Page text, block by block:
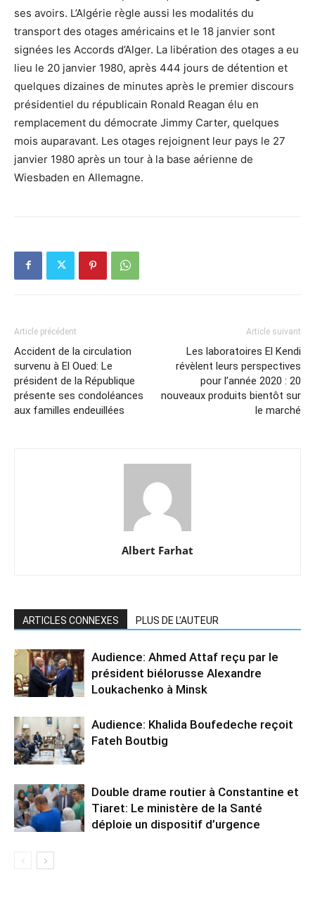
ses avoirs. L’Algérie règle aussi les modalités du
transport des otages américains et le 18 janvier sont
signées les Accords d’Alger. La libération des otages a eu
lieu le 20 janvier 1980, après 444 jours de détention et
quelques dizaines de minutes après le premier discours
présidentiel du républicain Ronald Reagan élu en
remplacement du démocrate Jimmy Carter, quelques
mois auparavant. Les otages rejoignent leur pays le 27
janvier 1980 après un tour à la base aérienne de
Wiesbaden en Allemagne.
Article précédent
Accident de la circulation
survenu à El Oued: Le
président de la République
présente ses condoléances
aux familles endeuillées
Article suivant
Les laboratoires El Kendi
révèlent leurs perspectives
pour l’année 2020 : 20
nouveaux produits bientôt sur
le marché
Albert Farhat
ARTICLES CONNEXES PLUS DE L'AUTEUR
Audience: Ahmed Attaf reçu par le
président biélorusse Alexandre
Loukachenko à Minsk
Audience: Khalida Boufedeche reçoit
Fateh Boutbig
Double drame routier à Constantine et
Tiaret: Le ministère de la Santé
déploie un dispositif d’urgence